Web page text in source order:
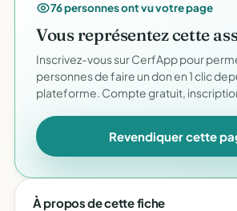
76 personnes ont vu votre page
Vous représentez cette
Inscrivez-vous sur CerfApp pour
personnes de faire un don en 1 clic
plateforme. Compte gratuit,
Revendiquer cette
À propos de cette fiche